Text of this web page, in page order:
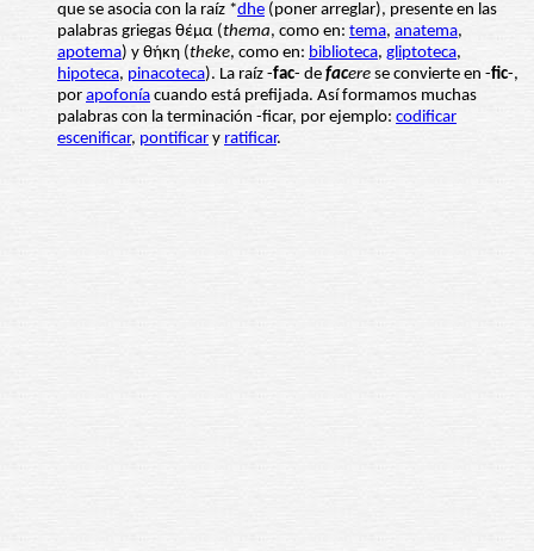
que se asocia con la raíz *dhe (poner arreglar), presente en las
palabras griegas θέμα (thema, como en: tema, anatema,
apotema) y θήκη (theke, como en: biblioteca, gliptoteca,
hipoteca, pinacoteca). La raíz -fac- de facere se convierte en -fic-,
por apofonía cuando está prefijada. Así formamos muchas
palabras con la terminación -ficar, por ejemplo: codificar
escenificar, pontificar y ratificar.